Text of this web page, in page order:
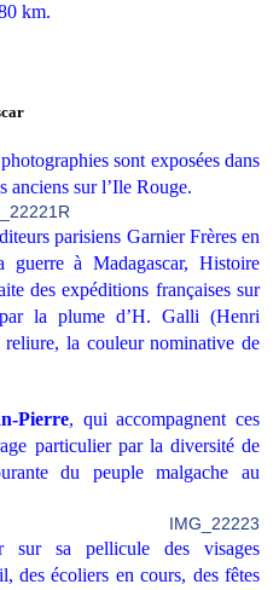
km.
sont exposées dans
anciens sur l’Ile Rouge.
parisiens Garnier Frères en
à Madagascar, Histoire
des expéditions françaises sur
la plume d’H. Galli (Henri
la couleur nominative de
Pierre, qui accompagnent ces
particulier par la diversité de
du peuple malgache au
sur sa pellicule des visages
des écoliers en cours, des fêtes